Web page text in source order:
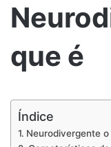
que é
Índice
Neurodivergente o